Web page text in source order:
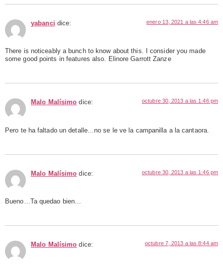
yabanci dice: enero 13, 2021 a las 4:46 am
There is noticeably a bunch to know about this. I consider you made
some good points in features also. Elinore Garrott Zanze
Malo Malísimo dice: octubre 30, 2013 a las 1:46 pm
Pero te ha faltado un detalle…no se le ve la campanilla a la cantaora.
Malo Malísimo dice: octubre 30, 2013 a las 1:46 pm
Bueno…Ta quedao bien…
Malo Malísimo dice: octubre 7, 2013 a las 8:44 am